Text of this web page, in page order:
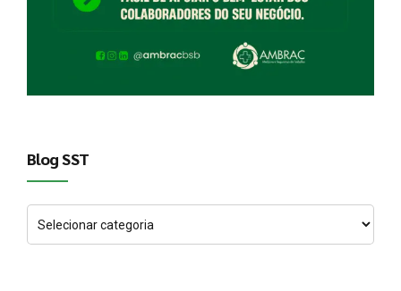
Blog SST